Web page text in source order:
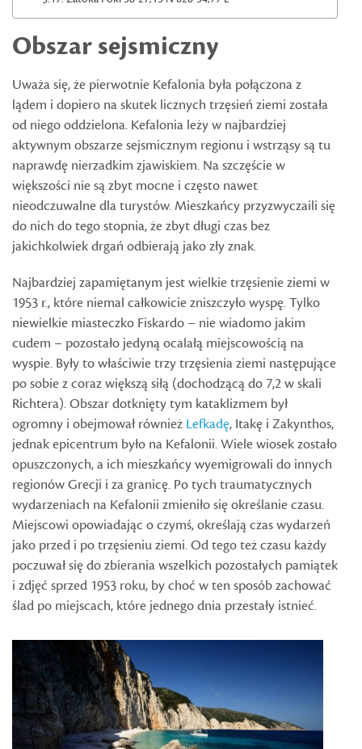
Obszar sejsmiczny
Uważa się, że pierwotnie Kefalonia była połączona z
lądem i dopiero na skutek licznych trzęsień ziemi została
od niego oddzielona. Kefalonia leży w najbardziej
aktywnym obszarze sejsmicznym regionu i wstrząsy są tu
naprawdę nierzadkim zjawiskiem. Na szczęście w
większości nie są zbyt mocne i często nawet
nieodczuwalne dla turystów. Mieszkańcy przyzwyczaili się
do nich do tego stopnia, że zbyt długi czas bez
jakichkolwiek drgań odbierają jako zły znak.
Najbardziej zapamiętanym jest wielkie trzęsienie ziemi w
1953 r., które niemal całkowicie zniszczyło wyspę. Tylko
niewielkie miasteczko Fiskardo – nie wiadomo jakim
cudem – pozostało jedyną ocalałą miejscowością na
wyspie. Były to właściwie trzy trzęsienia ziemi następujące
po sobie z coraz większą siłą (dochodzącą do 7,2 w skali
Richtera). Obszar dotknięty tym kataklizmem był
ogromny i obejmował również Lefkadę, Itakę i Zakynthos,
jednak epicentrum było na Kefalonii. Wiele wiosek zostało
opuszczonych, a ich mieszkańcy wyemigrowali do innych
regionów Grecji i za granicę. Po tych traumatycznych
wydarzeniach na Kefalonii zmieniło się określanie czasu.
Miejscowi opowiadając o czymś, określają czas wydarzeń
jako przed i po trzęsieniu ziemi. Od tego też czasu każdy
poczuwał się do zbierania wszelkich pozostałych pamiątek
i zdjęć sprzed 1953 roku, by choć w ten sposób zachować
ślad po miejscach, które jednego dnia przestały istnieć.